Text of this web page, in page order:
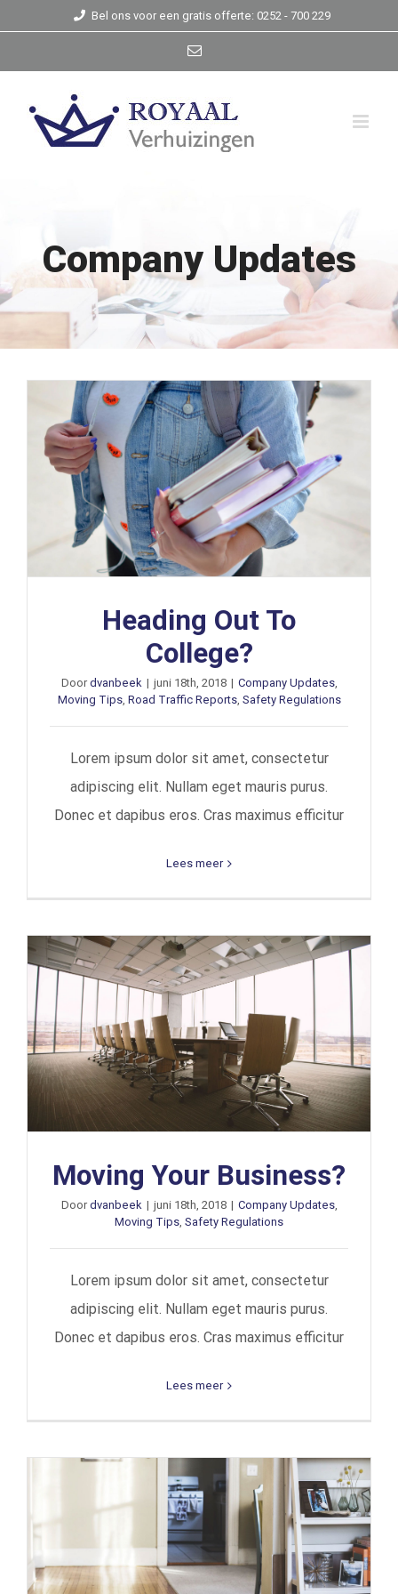
content
Bel ons voor een gratis offerte: 0252 - 700 229
E-
Company Updates
Heading Out To
College?
Door dvanbeek | juni 18th, 2018 | Company Updates,
Moving Tips, Road Traffic Reports, Safety Regulations
Lorem ipsum dolor sit amet, consectetur
adipiscing elit. Nullam eget mauris purus.
Donec et dapibus eros. Cras maximus efficitur
Lees meer
Moving Your Business?
Door dvanbeek | juni 18th, 2018 | Company Updates,
Moving Tips Safety Regulations
Lorem ipsum dolor sit amet, consectetur
adipiscing elit. Nullam eget mauris purus.
Donec et dapibus eros. Cras maximus efficitur
Lees meer